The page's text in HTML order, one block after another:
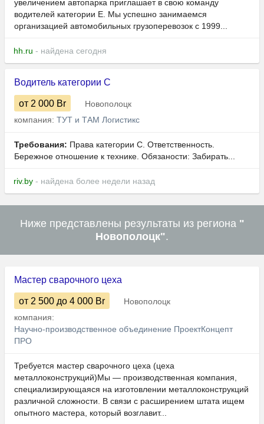
увеличением автопарка приглашает в свою команду
водителей категории Е. Мы успешно занимаемся
организацией автомобильных грузоперевозок с 1999...
hh.ru - найдена сегодня
Водитель категории С
от 2 000 Br
Новополоцк
компания: ТУТ и ТАМ Логистикс
Требования: Права категории C. Ответственность.
Бережное отношение к технике. Обязаности: Забирать...
riv.by - найдена более недели назад
Ниже представлены результаты из региона "
Новополоцк".
Мастер сварочного цеха
от 2 500 до 4 000 Br
Новополоцк
компания:
Научно-производственное объединение ПроектКонцепт
ПРО
Требуется мастер сварочного цеха (цеха
металлоконструкций)Мы — производственная компания,
специализирующаяся на изготовлении металлоконструкций
различной сложности. В связи с расширением штата ищем
опытного мастера, который возглавит...